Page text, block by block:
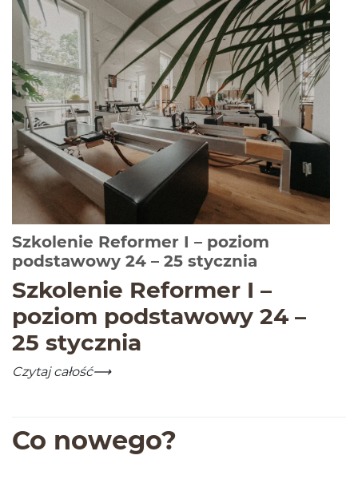
Szkolenie Reformer I – poziom
podstawowy 24 – 25 stycznia
Szkole­nie Reformer I –
poziom pod­sta­wowy 24 –
25 stycznia
Szkolenie Reformer I – poziom podstawowy 24 – 25
-Czytaj całość
Co nowego?